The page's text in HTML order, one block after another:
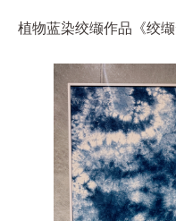
植物蓝染绞缬作品《绞缬